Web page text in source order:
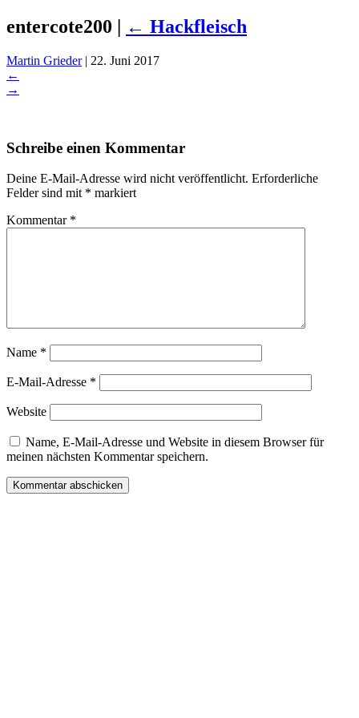
entercote200 | ← Hackfleisch
Martin Grieder | 22. Juni 2017
←
→
Schreibe einen Kommentar
Deine E-Mail-Adresse wird nicht veröffentlicht. Erforderliche
Felder sind mit * markiert
Kommentar *
Name *
E-Mail-Adresse *
Website
Name, E-Mail-Adresse und Website in diesem Browser für
meinen nächsten Kommentar speichern.